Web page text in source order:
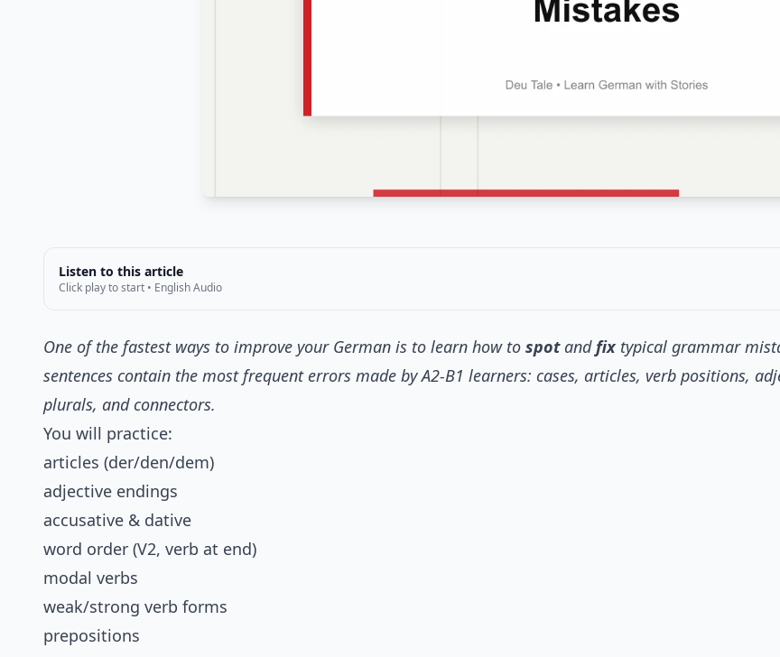
Listen to this article
Click play to start • English Audio
One of the fastest ways to improve your German is to learn how to spot and fix typical grammar
sentences contain the most frequent errors made by A2-B1 learners: cases, articles, verb positions,
plurals, and connectors.
You will practice:
articles (der/den/dem)
adjective endings
accusative & dative
word order (V2, verb at end)
modal verbs
weak/strong verb forms
prepositions